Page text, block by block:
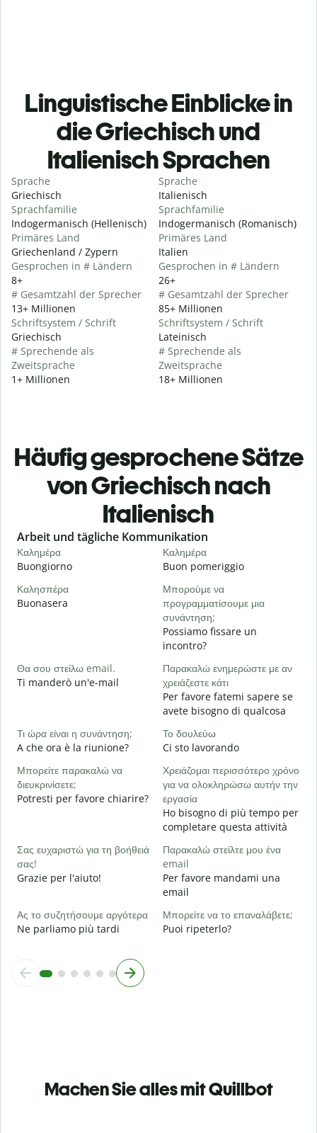
Linguistische Einblicke in
die Griechisch und
Italienisch Sprachen
Sprache
Griechisch
Sprachfamilie
Indogermanisch (Hellenisch)
Primäres Land
Griechenland / Zypern
Gesprochen in # Ländern
8+
# Gesamtzahl der Sprecher
13+ Millionen
Schriftsystem / Schrift
Griechisch
# Sprechende als
Zweitsprache
1+ Millionen
Sprache
Italienisch
Sprachfamilie
Indogermanisch (Romanisch)
Primäres Land
Italien
Gesprochen in # Ländern
26+
# Gesamtzahl der Sprecher
85+ Millionen
Schriftsystem / Schrift
Lateinisch
# Sprechende als
Zweitsprache
18+ Millionen
Häufig gesprochene Sätze
von Griechisch nach
Italienisch
Slide 1 of 6
Arbeit und tägliche Kommunikation
Καλημέρα
Buongiorno
Καλημέρα
Buon pomeriggio
Καλησπέρα
Buonasera
Μπορούμε να
προγραμματίσουμε μια
συνάντηση;
Possiamo fissare un
incontro?
Θα σου στείλω email.
Ti manderò un'e-mail
Παρακαλώ ενημερώστε με αν
χρειάζεστε κάτι
Per favore fatemi sapere se
avete bisogno di qualcosa
Τι ώρα είναι η συνάντηση;
A che ora è la riunione?
Το δουλεύω
Ci sto lavorando
Μπορείτε παρακαλώ να
διευκρινίσετε;
Potresti per favore chiarire?
Χρειάζομαι περισσότερο χρόνο
για να ολοκληρώσω αυτήν την
εργασία
Ho bisogno di più tempo per
completare questa attività
Σας ευχαριστώ για τη βοήθειά
σας!
Grazie per l'aiuto!
Παρακαλώ στείλτε μου ένα
email
Per favore mandami una
email
Ας το συζητήσουμε αργότερα
Ne parliamo più tardi
Μπορείτε να το επαναλάβετε;
Puoi ripeterlo?
Machen Sie alles mit Quillbot